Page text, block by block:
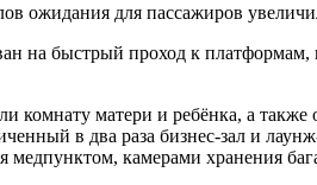
ожидания для пассажиров
на быстрый проход к
комнату матери и ребёнка, а
в два раза бизнес-зал и
медпунктом, камерами хранения